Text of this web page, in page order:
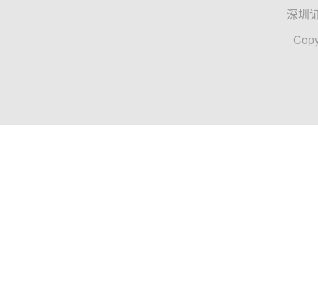
深圳